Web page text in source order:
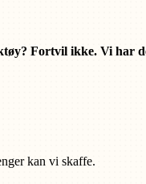
Fortvil ikke. Vi har
kan vi skaffe.